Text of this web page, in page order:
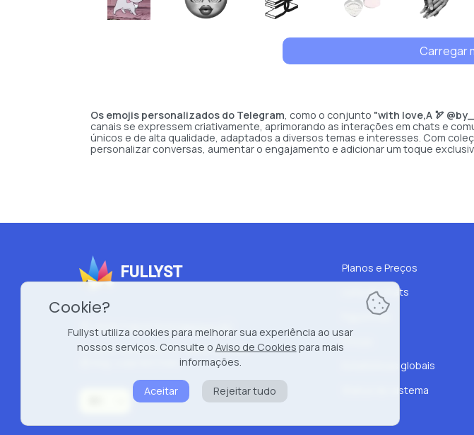
Carregar
Os emojis personalizados do Telegram, como o conjunto "with love,A 🏹
canais se expressem criativamente, aprimorando as interações em chats e
únicos e de alta qualidade, adaptados a diversos temas e interesses. Com
personalizar conversas, aumentar o engajamento e adicionar um toque
FULLYST
2026 Fullyst from Improvy OÜ
10145, Tornimäe tn 5, Tallinn, Estonia
Planos e Preços
Lista de chats
Figurinhas
Estatísticas globais
Status do sistema
Cookie?
Fullyst utiliza cookies para melhorar sua experiência ao usar
nossos serviços. Consulte o Aviso de Cookies para mais
informações.
Aceitar Rejeitar tudo